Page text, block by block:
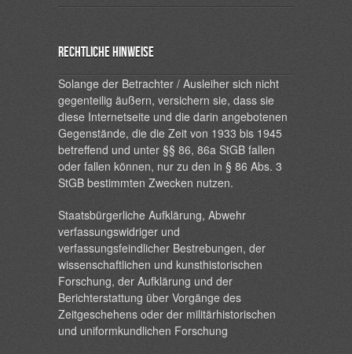
Rechtliche Hinweise
Solange der Betrachter / Ausleiher sich nicht
gegenteilig äußern, versichern sie, dass sie
diese Internetseite und die darin angebotenen
Gegenstände, die die Zeit von 1933 bis 1945
betreffend und unter §§ 86, 86a StGB fallen
oder fallen können, nur zu den in § 86 Abs. 3
StGB bestimmten Zwecken nutzen.
Staatsbürgerliche Aufklärung, Abwehr
verfassungswidriger und
verfassungsfeindlicher Bestrebungen, der
wissenschaftlichen und kunsthistorischen
Forschung, der Aufklärung und der
Berichterstattung über Vorgänge des
Zeitgeschehens oder der militärhistorischen
und uniformkundlichen Forschung